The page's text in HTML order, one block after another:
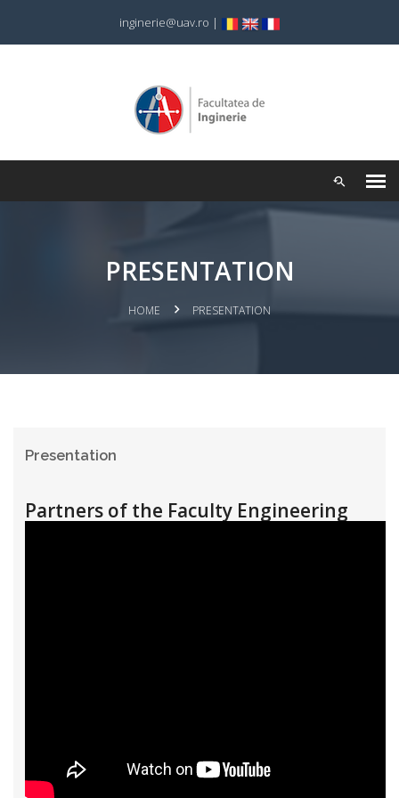
inginerie@uav.ro |
PRESENTATION
HOME PRESENTATION
Presentation
Partners of the Faculty Engineering